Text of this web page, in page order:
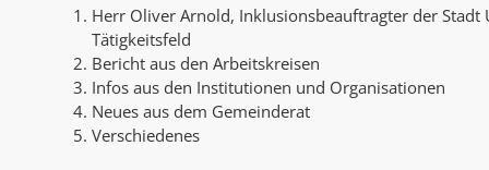
Herr Oliver Arnold, Inklusionsbeauftragter der
Tätigkeitsfeld
Bericht aus den Arbeitskreisen
Infos aus den Institutionen und Organisationen
Neues aus dem Gemeinderat
Verschiedenes